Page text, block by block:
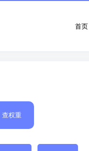
首页
查权重